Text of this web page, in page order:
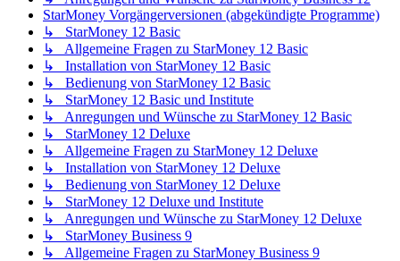
StarMoney Vorgängerversionen (abgekündigte Programme)
↳ StarMoney 12 Basic
↳ Allgemeine Fragen zu StarMoney 12 Basic
↳ Installation von StarMoney 12 Basic
↳ Bedienung von StarMoney 12 Basic
↳ StarMoney 12 Basic und Institute
↳ Anregungen und Wünsche zu StarMoney 12 Basic
↳ StarMoney 12 Deluxe
↳ Allgemeine Fragen zu StarMoney 12 Deluxe
↳ Installation von StarMoney 12 Deluxe
↳ Bedienung von StarMoney 12 Deluxe
↳ StarMoney 12 Deluxe und Institute
↳ Anregungen und Wünsche zu StarMoney 12 Deluxe
↳ StarMoney Business 9
↳ Allgemeine Fragen zu StarMoney Business 9